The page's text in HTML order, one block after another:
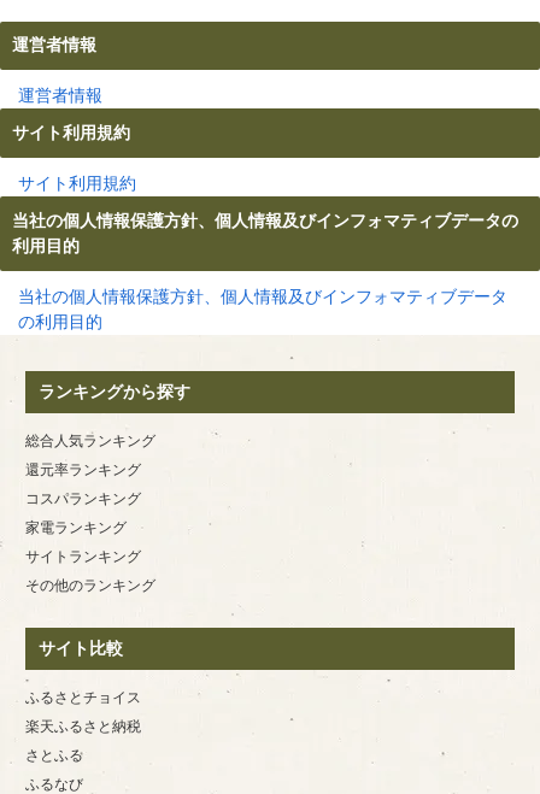
運営者情報
運営者情報
サイト利用規約
サイト利用規約
当社の個人情報保護方針、個人情報及びインフォマティブデータの
利用目的
当社の個人情報保護方針、個人情報及びインフォマティブデータ
の利用目的
ランキングから探す
総合人気ランキング
還元率ランキング
コスパランキング
家電ランキング
サイトランキング
その他のランキング
サイト比較
ふるさとチョイス
楽天ふるさと納税
さとふる
ふるなび